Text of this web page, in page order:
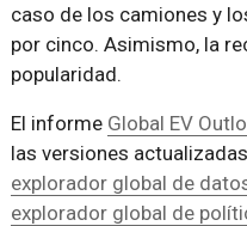
caso de los camiones y
por cinco. Asimismo, la
popularidad.
El informe Global EV
las versiones
explorador global de
explorador global de